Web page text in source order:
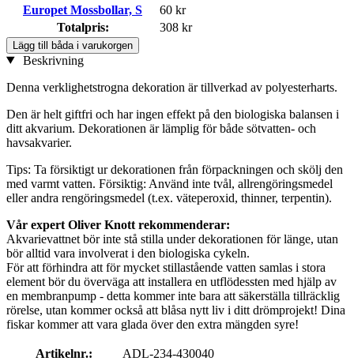
Europet Mossbollar, S
60 kr
Totalpris:
308 kr
Lägg till båda i varukorgen
Beskrivning
Denna verklighetstrogna dekoration är tillverkad av polyesterharts.
Den är helt giftfri och har ingen effekt på den biologiska balansen i
ditt akvarium. Dekorationen är lämplig för både sötvatten- och
havsakvarier.
Tips: Ta försiktigt ur dekorationen från förpackningen och skölj den
med varmt vatten. Försiktig: Använd inte tvål, allrengöringsmedel
eller andra rengöringsmedel (t.ex. väteperoxid, thinner, terpentin).
Vår expert Oliver Knott rekommenderar:
Akvarievattnet bör inte stå stilla under dekorationen för länge, utan
bör alltid vara involverat i den biologiska cykeln.
För att förhindra att för mycket stillastående vatten samlas i stora
element bör du överväga att installera en utflödessten med hjälp av
en membranpump - detta kommer inte bara att säkerställa tillräcklig
rörelse, utan kommer också att blåsa nytt liv i ditt drömprojekt! Dina
fiskar kommer att vara glada över den extra mängden syre!
Artikelnr.:
ADL-234-430040